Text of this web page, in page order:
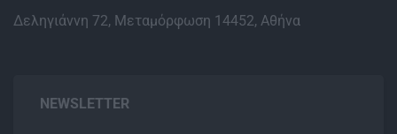
Δεληγιάννη 72, Μεταμόρφωση 14452, Αθήνα
NEWSLETTER